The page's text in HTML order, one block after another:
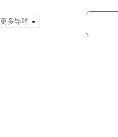
更多导航